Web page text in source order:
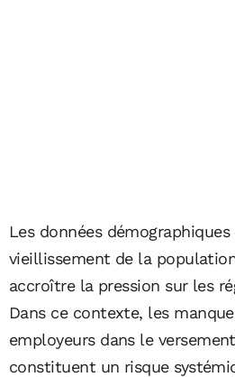
Les données
vieillissement de la
accroître la pression sur les
Dans ce contexte, les
employeurs dans le
constituent un risque